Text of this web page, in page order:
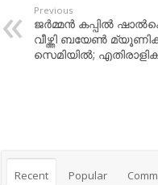
Previous
ജര്‍മ്മന്‍ കപ്പില്‍
വീഴ്ത്തി ബയേണ്‍
സെമിയില്‍;
Recent Popular